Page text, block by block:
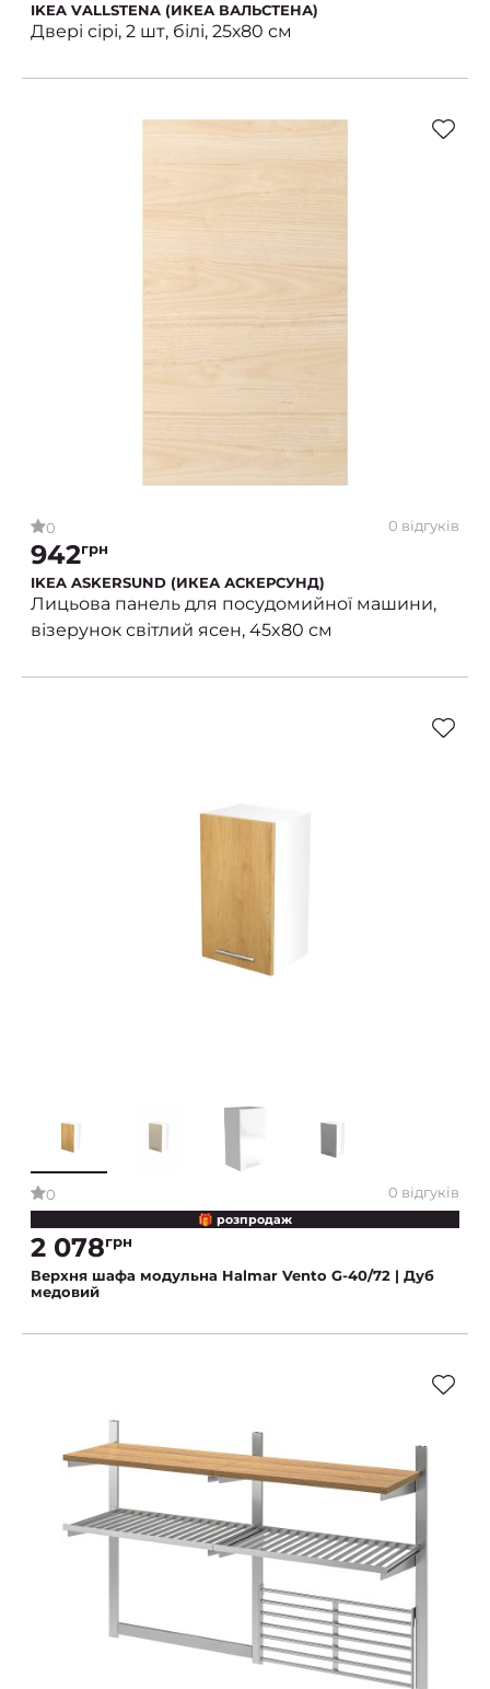
IKEA VALLSTENA (ИКЕА ВАЛЬСТЕНА)
Двері сірі, 2 шт, білі, 25х80 см
0 0 відгуків
942грн
IKEA ASKERSUND (ИКЕА АСКЕРСУНД)
Лицьова панель для посудомийної машини,
візерунок світлий ясен, 45x80 см
0 0 відгуків
🎁 розпродаж
2 078грн
Верхня шафа модульна Halmar Vento G-40/72 | Дуб
медовий